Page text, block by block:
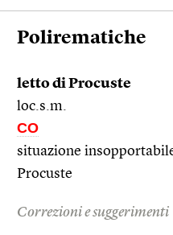
Polirematiche
letto di Procuste
loc.s.m.
CO
situazione
Procuste
Correzioni e suggerimenti